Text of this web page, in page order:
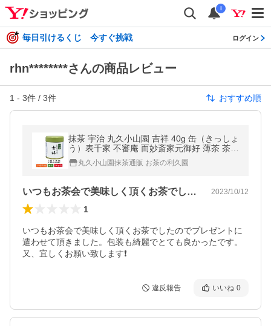
i
毎日引けるくじ 今すぐ挑戦 ログイン
rhn********さんの商品レビュー
1 - 3件 / 3件 おすすめ順
抹茶 宇治 丸久小山園 吉祥 40g 缶（きっしょ
う）表千家 不審庵 而妙斎家元御好 薄茶 茶道
京都産 粉末 パウダー
丸久小山園抹茶通販 お茶の利久園
いつもお茶会で美味しく頂くお茶でしたの… 2023/10/12
1
いつもお茶会で美味しく頂くお茶でしたのでプレゼントに
遣わせて頂きました。包装も綺麗でとても良かったです。
又、宜しくお願い致します❗
違反報告 いいね 0